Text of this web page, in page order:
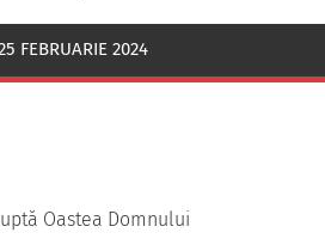
FEBRUARIE 2024
Oastea Domnului